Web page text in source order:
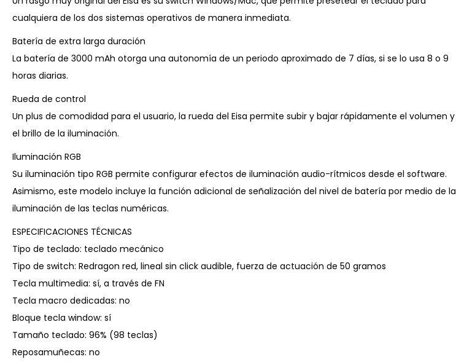
cualquiera de los dos sistemas operativos de manera inmediata.
Batería de extra larga duración
La batería de 3000 mAh otorga una autonomía de un periodo aproximado de 7 días, si se lo usa 8 o 9
horas diarias.
Rueda de control
Un plus de comodidad para el usuario, la rueda del Eisa permite subir y bajar rápidamente el volumen y
el brillo de la iluminación.
Iluminación RGB
Su iluminación tipo RGB permite configurar efectos de iluminación audio-rítmicos desde el software.
Asimismo, este modelo incluye la función adicional de señalización del nivel de batería por medio de la
iluminación de las teclas numéricas.
ESPECIFICACIONES TÉCNICAS
Tipo de teclado: teclado mecánico
Tipo de switch: Redragon red, lineal sin click audible, fuerza de actuación de 50 gramos
Tecla multimedia: sí, a través de FN
Tecla macro dedicadas: no
Bloque tecla window: sí
Tamaño teclado: 96% (98 teclas)
Reposamuñecas: no